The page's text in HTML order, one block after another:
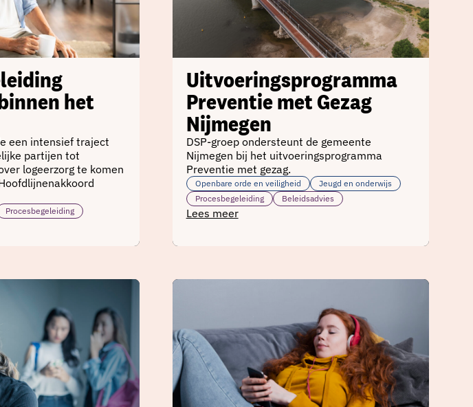
het
een intensief traject
partijen tot
logeerzorg te komen
Procesbegeleiding
Uitvoeringsprogramma
Preventie met Gezag
Nijmegen
DSP-groep ondersteunt de gemeente
Nijmegen bij het uitvoeringsprogramma
Preventie met gezag.
Openbare orde en veiligheid
Jeugd en onderwijs
Procesbegeleiding
Beleidsadvies
Lees meer